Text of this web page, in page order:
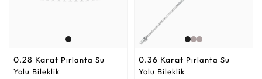
0.28 Karat
Yolu Bileklik
0.36 Karat
Yolu Bileklik